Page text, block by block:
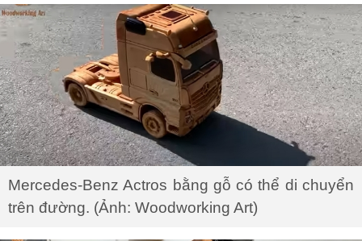
Mercedes-Benz Actros bằng gỗ có thể di chuyển
trên đường. (Ảnh: Woodworking Art)